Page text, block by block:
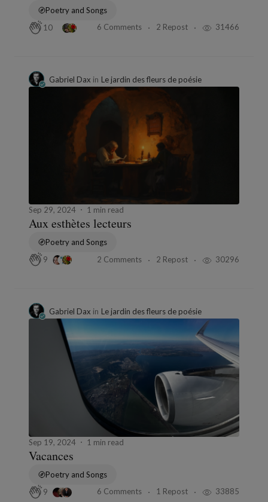
Poetry and Songs
10
6 Comments 2 Repost 31466
Gabriel Dax in Le jardin des fleurs de poésie
Sep 29, 2024 1 min read
Aux esthètes lecteurs
Poetry and Songs
9
2 Comments 2 Repost 30296
Gabriel Dax in Le jardin des fleurs de poésie
Sep 19, 2024 1 min read
Vacances
Poetry and Songs
9
6 Comments 1 Repost 33885